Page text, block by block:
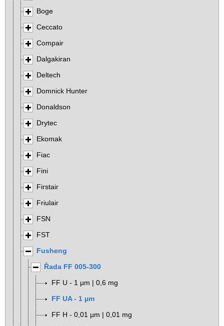
Boge
Ceccato
Compair
Dalgakiran
Deltech
Domnick Hunter
Donaldson
Drytec
Ekomak
Fiac
Fini
Firstair
Friulair
FSN
FST
Fusheng
Řada FF 005-300
FF U - 1 µm | 0,6 mg
FF UA - 1 µm
FF H - 0,01 µm | 0,01 mg